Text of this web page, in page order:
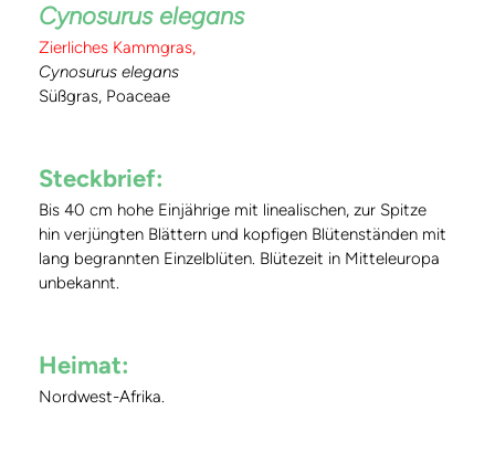
Cynosurus elegans
Zierliches Kammgras,
Cynosurus elegans
Süßgras, Poaceae
Steckbrief:
Bis 40 cm hohe Einjährige mit linealischen, zur Spitze
hin verjüngten Blättern und kopfigen Blütenständen mit
lang begrannten Einzelblüten. Blütezeit in Mitteleuropa
unbekannt.
Heimat:
Nordwest-Afrika.